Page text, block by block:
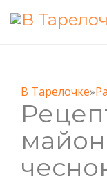
В Тарелочке»